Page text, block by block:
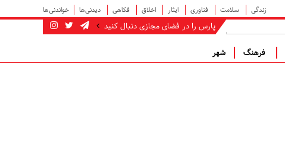
زندگی سلامت فناوری ایثار اخلاق فکاهی دیدنی‌ها خواندنی‌ها
پارس را در فضای مجازی دنبال کنید
فرهنگ شهر